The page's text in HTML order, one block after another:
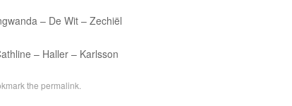
– De Wit – Zechiël
– Haller – Karlsson
the permalink